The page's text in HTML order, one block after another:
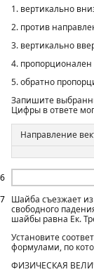
6
1. вертикально
2. против
3. вертикально
4.
5. обратно
Запишите
Цифры в ответе
Направление
7
Шайба съезжает из
свободного
шайбы равна Ек.
Установите
формулами, по
ФИЗИЧЕСКАЯ